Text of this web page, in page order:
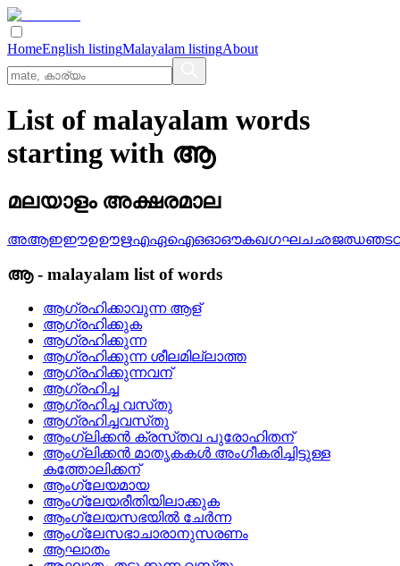
HomeEnglish listingMalayalam listingAbout
List of malayalam words
starting with ആ
മലയാളം അക്ഷരമാല
അആഇഈഉഊഋഎഏഐഒഓഔകഖഗഘചഛജഝഞട
ആ- malayalam list of words
ആഗ്രഹിക്കാവുന്ന ആള്
ആഗ്രഹിക്കുക
ആഗ്രഹിക്കുന്ന
ആഗ്രഹിക്കുന്ന ശീലമില്ലാത്ത
ആഗ്രഹിക്കുന്നവന്
ആഗ്രഹിച്ച
ആഗ്രഹിച്ച വസ്‌തു
ആഗ്രഹിച്ചവസ്‌തു
ആംഗ്ലിക്കന്‍ ക്രസ്‌തവ പുരോഹിതന്
ആംഗ്ലിക്കന്‍ മാതൃകകള്‍ അംഗീകരിച്ചിട്ടുള്ള
കത്തോലിക്കന്
ആംഗ്ലേയമായ
ആംഗ്ലേയരീതിയിലാക്കുക
ആംഗ്ലേയസഭയില്‍ ചേര്‍ന്ന
ആംഗ്ലേസഭാചാരാനുസരണം
ആഘാതം